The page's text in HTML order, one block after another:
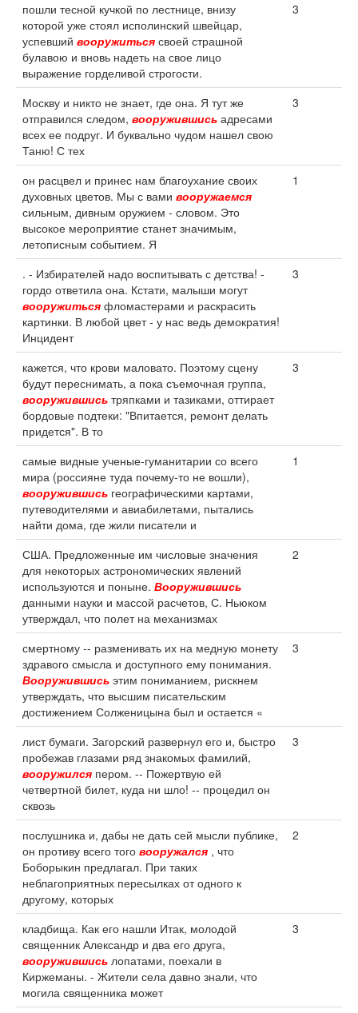
пошли тесной кучкой по лестнице, внизу
которой уже стоял исполинский швейцар,
успевший вооружиться своей страшной
булавою и вновь надеть на свое лицо
выражение горделивой строгости.
3
Москву и никто не знает, где она. Я тут же
отправился следом, вооружившись адресами
всех ее подруг. И буквально чудом нашел свою
Таню! С тех
3
он расцвел и принес нам благоухание своих
духовных цветов. Мы с вами вооружаемся
сильным, дивным оружием - словом. Это
высокое мероприятие станет значимым,
летописным событием. Я
1
. - Избирателей надо воспитывать с детства! -
гордо ответила она. Кстати, малыши могут
вооружиться фломастерами и раскрасить
картинки. В любой цвет - у нас ведь демократия!
Инцидент
3
кажется, что крови маловато. Поэтому сцену
будут переснимать, а пока съемочная группа,
вооружившись тряпками и тазиками, оттирает
бордовые подтеки: "Впитается, ремонт делать
придется". В то
3
самые видные ученые-гуманитарии со всего
мира (россияне туда почему-то не вошли),
вооружившись географическими картами,
путеводителями и авиабилетами, пытались
найти дома, где жили писатели и
1
США. Предложенные им числовые значения
для некоторых астрономических явлений
используются и поныне. Вооружившись
данными науки и массой расчетов, С. Ньюком
утверждал, что полет на механизмах
2
смертному -- разменивать их на медную монету
здравого смысла и доступного ему понимания.
Вооружившись этим пониманием, рискнем
утверждать, что высшим писательским
достижением Солженицына был и остается «
3
лист бумаги. Загорский развернул его и, быстро
пробежав глазами ряд знакомых фамилий,
вооружился пером. -- Пожертвую ей
четвертной билет, куда ни шло! -- процедил он
сквозь
3
послушника и, дабы не дать сей мысли публике,
он противу всего того вооружался , что
Боборыкин предлагал. При таких
неблагоприятных пересылках от одного к
другому, которых
2
кладбища. Как его нашли Итак, молодой
священник Александр и два его друга,
вооружившись лопатами, поехали в
Киржеманы. - Жители села давно знали, что
могила священника может
3